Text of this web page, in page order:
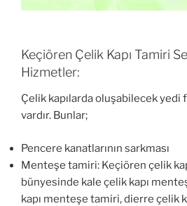
Keçiören Çelik Kapı Tamiri
Hizmetler:
Çelik kapılarda oluşabilecek yedi
vardır. Bunlar;
Pencere kanatlarının sarkması
Menteşe tamiri: Keçiören çelik
bünyesinde kale çelik kapı
kapı menteşe tamiri, dierre çelik